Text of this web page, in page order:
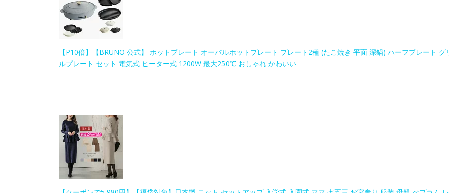
【P10倍】【BRUNO 公式】 ホットプレート オーバルホットプレート プレート2種 (たこ焼き 平面 深鍋) ハーフプレート グ
ルプレート セット 電気式 ヒーター式 1200W 最大250℃ おしゃれ かわいい